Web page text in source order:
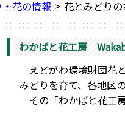
花の情報 花とみどり
わかばと花工房
えどがわ環境財団花
みどりを育て、各地区
その「わかばと花工